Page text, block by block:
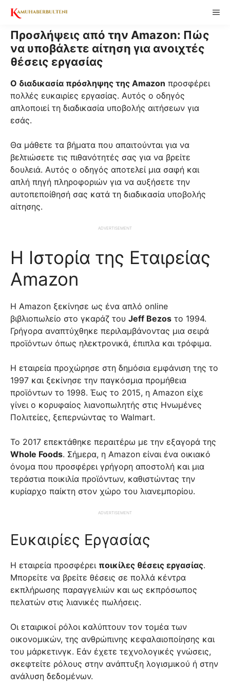
Skip
content
Προσλήψεις από την Amazon: Πώς
να υποβάλετε αίτηση για ανοιχτές
θέσεις εργασίας
O διαδικασία πρόσληψης της Amazon προσφέρει
πολλές ευκαιρίες εργασίας. Αυτός ο οδηγός
απλοποιεί τη διαδικασία υποβολής αιτήσεων για
εσάς.
Θα μάθετε τα βήματα που απαιτούνται για να
βελτιώσετε τις πιθανότητές σας για να βρείτε
δουλειά. Αυτός ο οδηγός αποτελεί μια σαφή και
απλή πηγή πληροφοριών για να αυξήσετε την
αυτοπεποίθησή σας κατά τη διαδικασία υποβολής
αίτησης.
ADVERTISEMENT
Η Ιστορία της Εταιρείας
Amazon
Η Amazon ξεκίνησε ως ένα απλό online
βιβλιοπωλείο στο γκαράζ του Jeff Bezos το 1994.
Γρήγορα αναπτύχθηκε περιλαμβάνοντας μια σειρά
προϊόντων όπως ηλεκτρονικά, έπιπλα και τρόφιμα.
Η εταιρεία προχώρησε στη δημόσια εμφάνιση της το
1997 και ξεκίνησε την παγκόσμια προμήθεια
προϊόντων το 1998. Έως το 2015, η Amazon είχε
γίνει ο κορυφαίος λιανοπωλητής στις Ηνωμένες
Πολιτείες, ξεπερνώντας το Walmart.
Το 2017 επεκτάθηκε περαιτέρω με την εξαγορά της
Whole Foods. Σήμερα, η Amazon είναι ένα οικιακό
όνομα που προσφέρει γρήγορη αποστολή και μια
τεράστια ποικιλία προϊόντων, καθιστώντας την
κυρίαρχο παίκτη στον χώρο του λιανεμπορίου.
ADVERTISEMENT
Ευκαιρίες Εργασίας
Η εταιρεία προσφέρει ποικίλες θέσεις εργασίας.
Μπορείτε να βρείτε θέσεις σε πολλά κέντρα
εκπλήρωσης παραγγελιών και ως εκπρόσωπος
πελατών στις λιανικές πωλήσεις.
Οι εταιρικοί ρόλοι καλύπτουν τον τομέα των
οικονομικών, της ανθρώπινης κεφαλαιοποίησης και
του μάρκετινγκ. Εάν έχετε τεχνολογικές γνώσεις,
σκεφτείτε ρόλους στην ανάπτυξη λογισμικού ή στην
ανάλυση δεδομένων.